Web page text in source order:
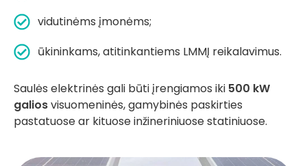
vidutinėms įmonėms;
ūkininkams, atitinkantiems LMMĮ reikalavimus.
Saulės elektrinės gali būti įrengiamos iki 500 kW
galiosvisuomeninės, gamybinės paskirties
pastatuose ar kituose inžineriniuose statiniuose.